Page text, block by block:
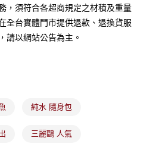
的期數、繳款截止日，確認付款後即完
額請依後續交易確認頁面所載為準。
表示未達大哥付你分期系統評分，恕無
上)免運費
，須符合各超商規定之材積及重量
全台實體門市提供退款、退換貨服
請以網站公告為主。
純水 隨身包
三麗鷗 人氣